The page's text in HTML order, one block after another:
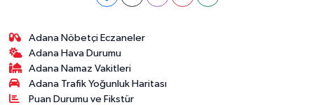
Adana Nöbetçi Eczaneler
Adana Hava Durumu
Adana Namaz Vakitleri
Adana Trafik Yoğunluk Haritası
Puan Durumu ve Fikstür